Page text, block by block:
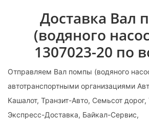
Доставка Вал
(водяного
1307023-20 по
Отправляем Вал помпы (водяного
автотранспортными организациями
Кашалот, Транзит-Авто, Семьсот дорог,
Экспресс-Доставка, Байкал-Сервис,